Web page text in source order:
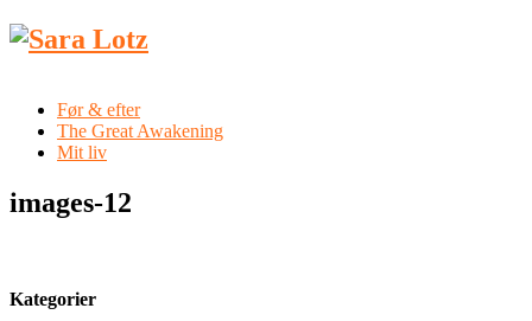
Før & efter
The Great Awakening
Mit liv
images-12
Kategorier